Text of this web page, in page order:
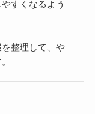
すくなるよう
整理して、や